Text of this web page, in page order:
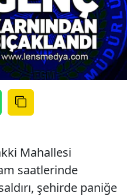
Mahallesi
saatlerinde
şehirde paniğe